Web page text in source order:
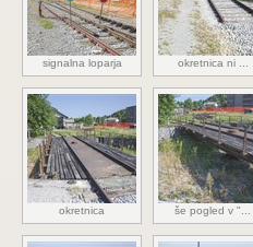
signalna loparja okretnica ni ...
okretnica še pogled v "...